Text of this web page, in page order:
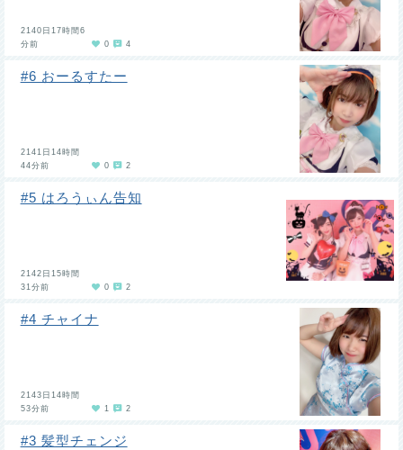
2140日17時間6
分前
0 4
#6 おーるすたー
2141日14時間
44分前
0 2
#5 はろうぃん告知
2142日15時間
31分前
0 2
#4 チャイナ
2143日14時間
53分前
1 2
#3 髪型チェンジ